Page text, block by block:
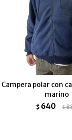
Campera polar con
marino
$ 640 $